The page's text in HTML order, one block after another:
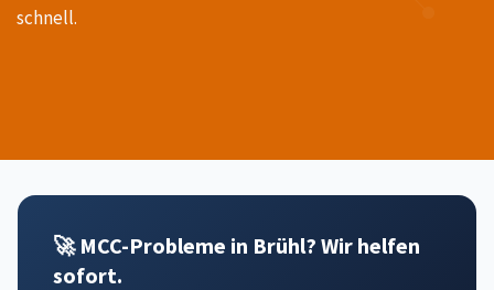
schnell.
🚀 MCC-Probleme in Brühl? Wir helfen
sofort.